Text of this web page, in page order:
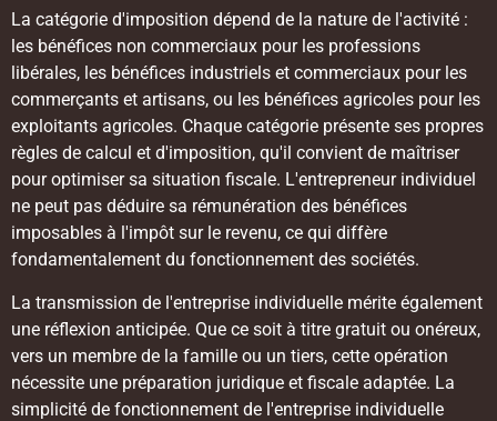
La catégorie d'imposition dépend de la nature de l'activité :
les bénéfices non commerciaux pour les professions
libérales, les bénéfices industriels et commerciaux pour les
commerçants et artisans, ou les bénéfices agricoles pour les
exploitants agricoles. Chaque catégorie présente ses propres
règles de calcul et d'imposition, qu'il convient de maîtriser
pour optimiser sa situation fiscale. L'entrepreneur individuel
ne peut pas déduire sa rémunération des bénéfices
imposables à l'impôt sur le revenu, ce qui diffère
fondamentalement du fonctionnement des sociétés.
La transmission de l'entreprise individuelle mérite également
une réflexion anticipée. Que ce soit à titre gratuit ou onéreux,
vers un membre de la famille ou un tiers, cette opération
nécessite une préparation juridique et fiscale adaptée. La
simplicité de fonctionnement de l'entreprise individuelle